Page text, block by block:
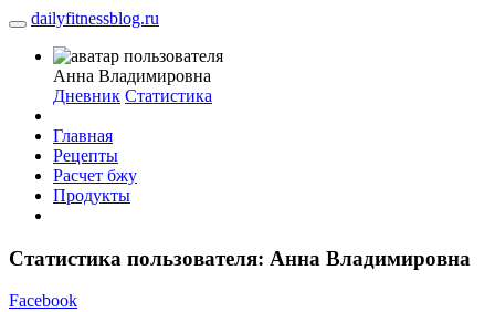
dailyfitnessblog.ru
Анна Владимировна
Дневник Статистика
Главная
Рецепты
Расчет бжу
Продукты
Cтатистика пользователя: Анна Владимировна
Facebook